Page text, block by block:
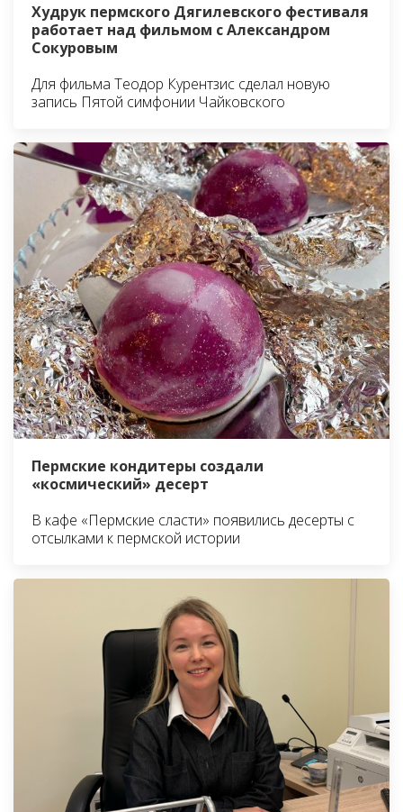
Худрук пермского Дягилевского фестиваля
работает над фильмом с Александром
Сокуровым
Для фильма Теодор Курентзис сделал новую
запись Пятой симфонии Чайковского
Пермские кондитеры создали
«космический» десерт
В кафе «Пермские сласти» появились десерты с
отсылками к пермской истории